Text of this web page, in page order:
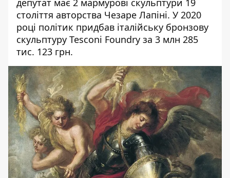
депутат має 2 мармурові скульптури 19
століття авторства Чезаре Лапіні. У 2020
році політик придбав італійську бронзову
скульптуру Tesconi Foundry за 3 млн 285
тис. 123 грн.